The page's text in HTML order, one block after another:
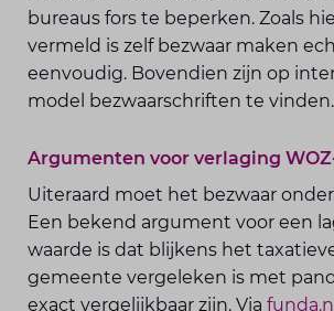
bureaus fors te beperken. Zoals
vermeld is zelf bezwaar maken
eenvoudig. Bovendien zijn op
model bezwaarschriften te vinden.
Argumenten voor verlaging
Uiteraard moet het bezwaar
Een bekend argument voor een
waarde is dat blijkens het
gemeente vergeleken is met
exact vergelijkbaar zijn. Viafunda.nl